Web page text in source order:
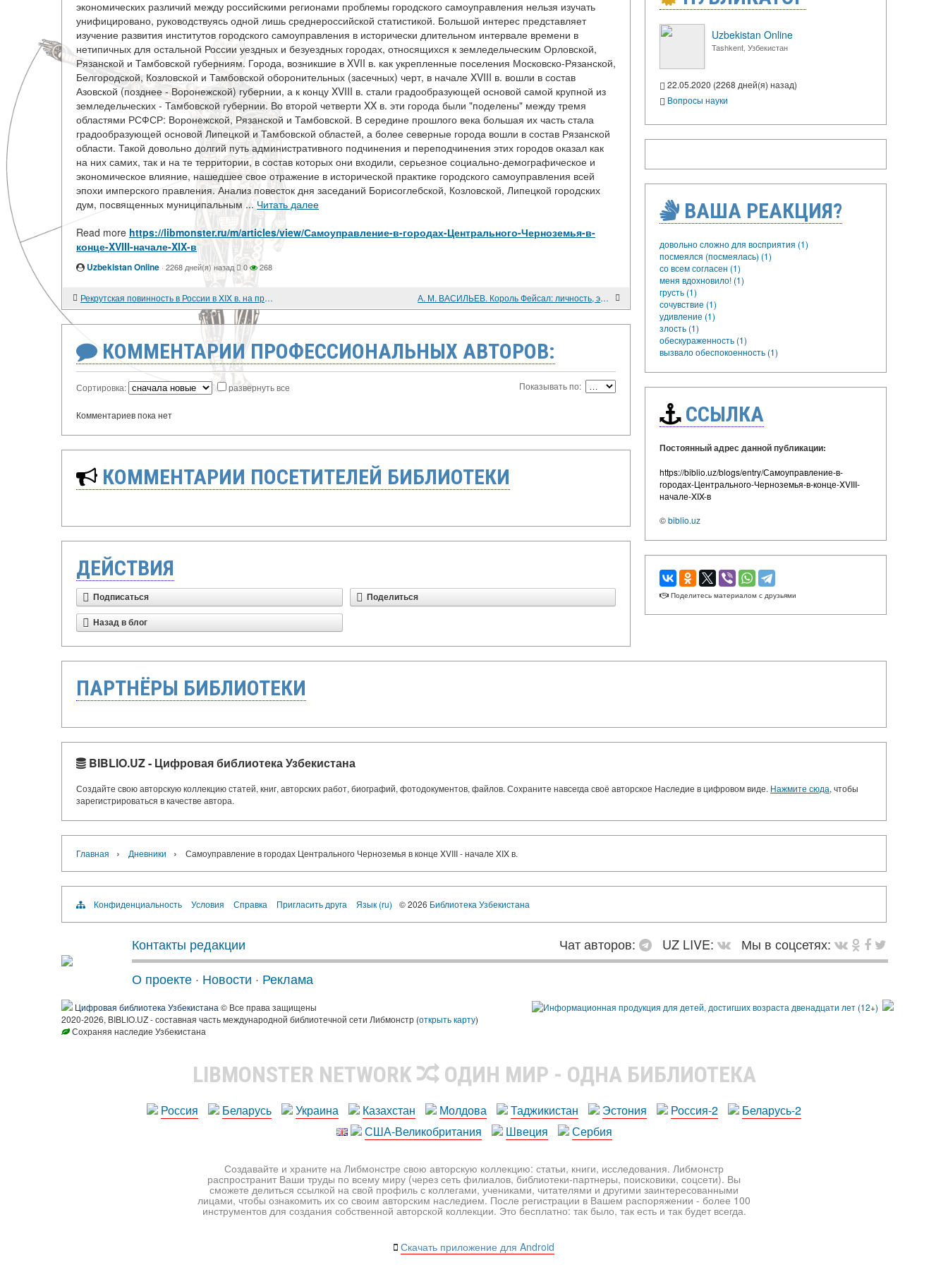
экономических различий между российскими регионами проблемы городского самоуправления нельзя изучать
унифицировано, руководствуясь одной лишь среднероссийской статистикой. Большой интерес представляет
изучение развития институтов городского самоуправления в исторически длительном интервале времени в
нетипичных для остальной России уездных и безуездных городах, относящихся к земледельческим Орловской,
Рязанской и Тамбовской губерниям. Города, возникшие в XVII в. как укрепленные поселения Московско-Рязанской,
Белгородской, Козловской и Тамбовской оборонительных (засечных) черт, в начале XVIII в. вошли в состав
Азовской (позднее - Воронежской) губернии, а к концу XVIII в. стали градообразующей основой самой крупной из
земледельческих - Тамбовской губернии. Во второй четверти XX в. эти города были "поделены" между тремя
областями РСФСР: Воронежской, Рязанской и Тамбовской. В середине прошлого века большая их часть стала
градообразующей основой Липецкой и Тамбовской областей, а более северные города вошли в состав Рязанской
области. Такой довольно долгий путь административного подчинения и переподчинения этих городов оказал как
на них самих, так и на те территории, в состав которых они входили, серьезное социально-демографическое и
экономическое влияние, нашедшее свое отражение в исторической практике городского самоуправления всей
эпохи имперского правления. Анализ повесток дня заседаний Борисоглебской, Козловской, Липецкой городских
дум, посвященных муниципальным ... Читать далее
Read more https://libmonster.ru/m/articles/view/Самоуправление-в-городах-Центрального-Черноземья-в-
конце-XVIII-начале-XIX-в
Uzbekistan Online · 2268 дней(я) назад 0 268
Рекрутская повинность в России в XIX в. на примере Вологодской губернии А. М. ВАСИЛЬЕВ. Король Фейсал: личность, эпоха, вера
КОММЕНТАРИИ ПРОФЕССИОНАЛЬНЫХ АВТОРОВ:
Сортировка: развернуть все Показывать по:
Комментариев пока нет
КОММЕНТАРИИ ПОСЕТИТЕЛЕЙ БИБЛИОТЕКИ
ДЕЙСТВИЯ
Подписаться Поделиться
Назад в блог
Uzbekistan Online
Tashkent, Узбекистан
22.05.2020 (2268 дней(я) назад)
Вопросы науки
ВАША РЕАКЦИЯ?
довольно сложно для восприятия (1)
посмеялся (посмеялась) (1)
со всем согласен (1)
меня вдохновило! (1)
грусть (1)
сочувствие (1)
удивление (1)
злость (1)
обескураженность (1)
вызвало обеспокоенность (1)
ССЫЛКА
Постоянный адрес данной публикации:
https://biblio.uz/blogs/entry/Самоуправление-в-
городах-Центрального-Черноземья-в-конце-XVIII-
начале-XIX-в
©biblio.uz
Поделитесь материалом с друзьями
ПАРТНЁРЫ БИБЛИОТЕКИ
BIBLIO.UZ - Цифровая библиотека Узбекистана
Создайте свою авторскую коллекцию статей, книг, авторских работ, биографий, фотодокументов, файлов. Сохраните навсегда своё авторское Наследие в цифровом виде. Нажмите сюда, чтобы
зарегистрироваться в качестве автора.
Главная › Дневники › Самоуправление в городах Центрального Черноземья в конце XVIII - начале XIX в.
Конфиденциальность Условия Справка Пригласить друга Язык (ru) © 2026 Библиотека Узбекистана
Контакты редакции Чат авторов: UZ LIVE:
Мы в соцсетях:
О проекте · Новости · Реклама
Цифровая библиотека Узбекистана © Все права защищены
2020-2026, BIBLIO.UZ - составная часть международной библиотечной сети Либмонстр (открыть карту)
Сохраняя наследие Узбекистана
LIBMONSTER NETWORK ОДИН МИР - ОДНА БИБЛИОТЕКА
Россия Беларусь Украина Казахстан Молдова Таджикистан Эстония Россия-2
Беларусь-2
США-Великобритания
Швеция Сербия
Создавайте и храните на Либмонстре свою авторскую коллекцию: статьи, книги, исследования. Либмонстр
распространит Ваши труды по всему миру (через сеть филиалов, библиотеки-партнеры, поисковики, соцсети). Вы
сможете делиться ссылкой на свой профиль с коллегами, учениками, читателями и другими заинтересованными
лицами, чтобы ознакомить их со своим авторским наследием. После регистрации в Вашем распоряжении - более 100
инструментов для создания собственной авторской коллекции. Это бесплатно: так было, так есть и так будет всегда.
Скачать приложение для Android